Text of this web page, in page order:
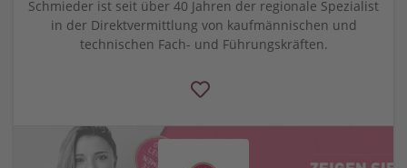
Schmieder ist seit über 40 Jahren der regionale Spezialist
in der Direktvermittlung von kaufmännischen und
technischen Fach- und Führungskräften.